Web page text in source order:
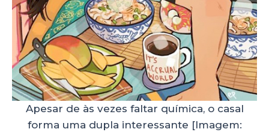
Apesar de às vezes faltar química, o casal
forma uma dupla interessante [Imagem: